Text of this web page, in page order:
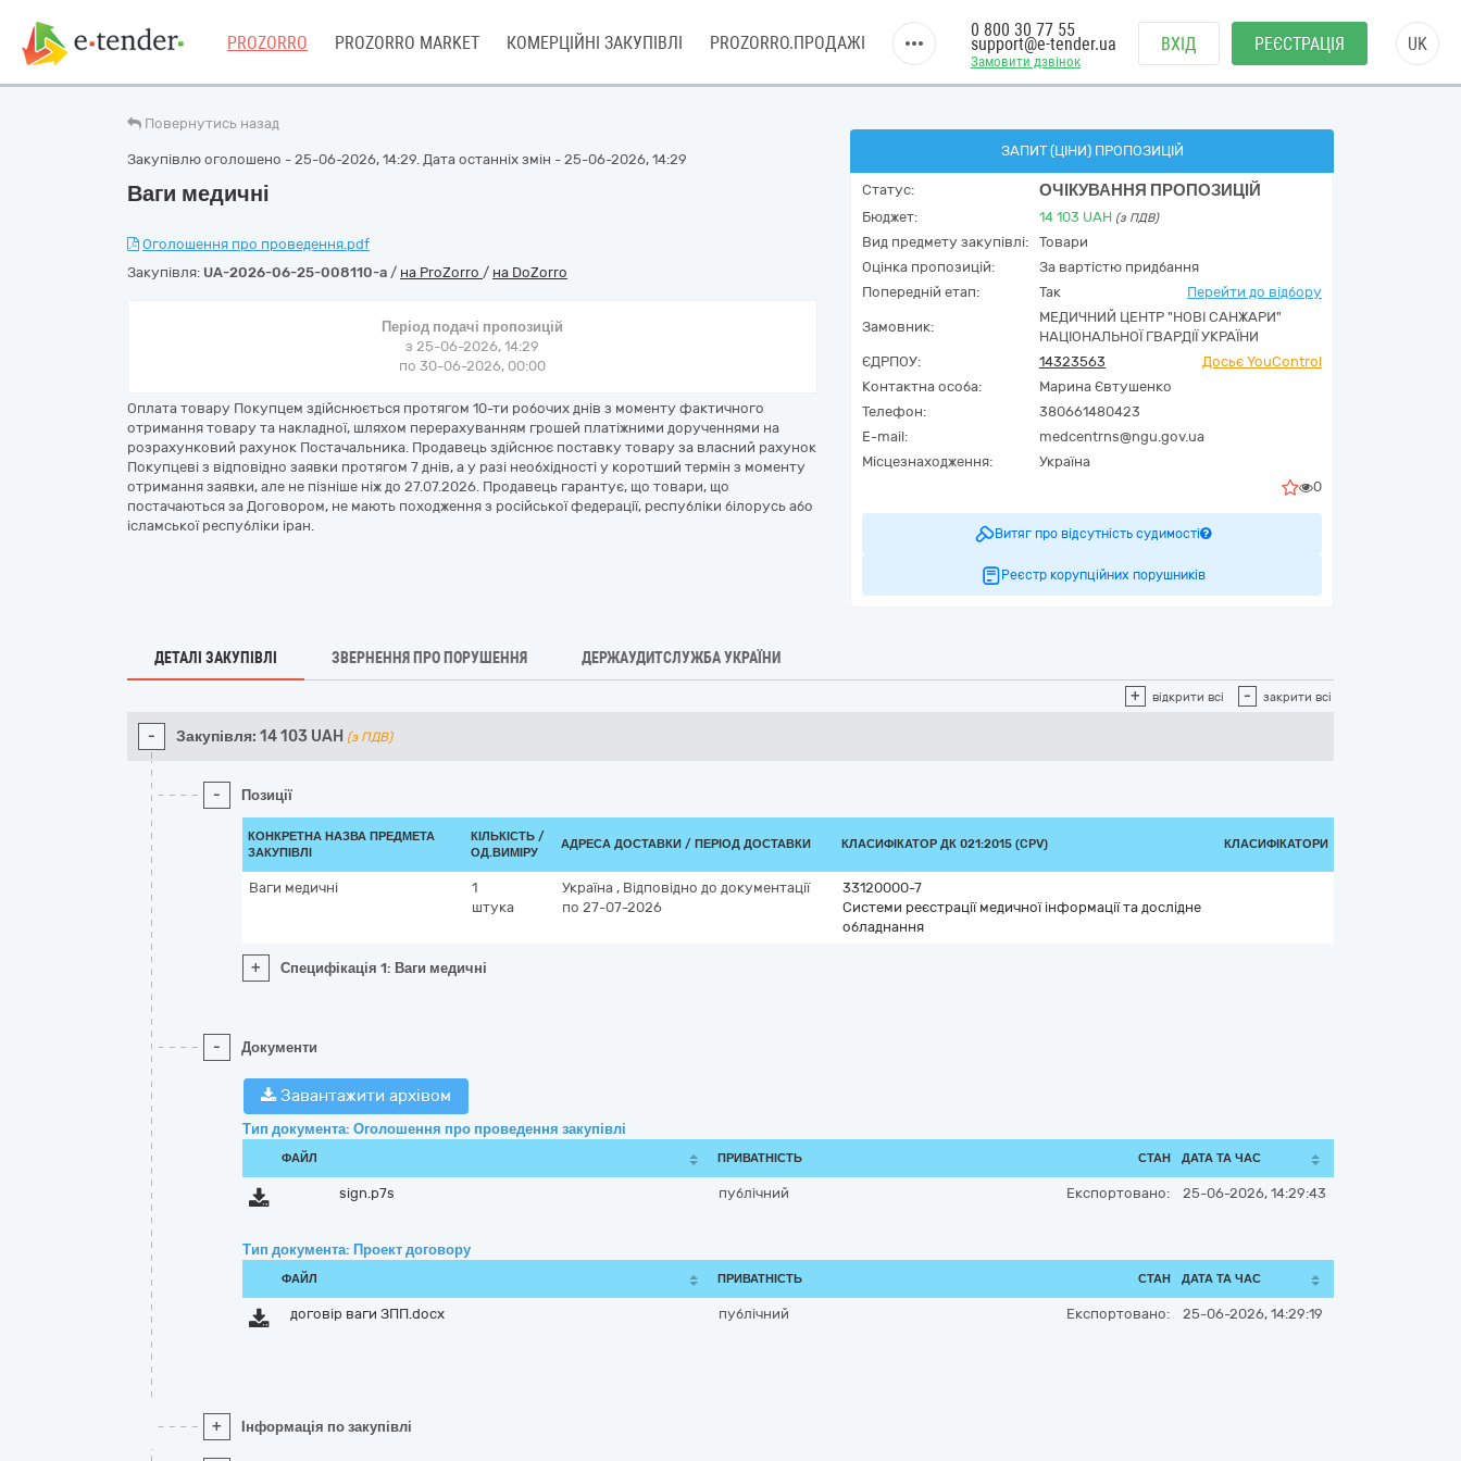
PROZORRO PROZORRO MARKET КОМЕРЦІЙНІ ЗАКУПІВЛІ PROZORRO.ПРОДАЖІ
Замовити дзвінок
0 800 30 77 55
support@e-tender.ua ВХІД РЕЄСТРАЦІЯ UK
Повернутись назад
Закупівлю оголошено - 25-06-2026, 14:29. Дата останніх змін - 25-06-2026, 14:29
Ваги медичні
Оголошення про проведення.pdf
Закупівля: UA-2026-06-25-008110-a / на ProZorro / на DoZorro
Період подачі пропозицій
з 25-06-2026, 14:29
по 30-06-2026, 00:00
Оплата товару Покупцем здійснюється протягом 10-ти робочих днів з моменту фактичного
отримання товару та накладної, шляхом перерахуванням грошей платіжними дорученнями на
розрахунковий рахунок Постачальника. Продавець здійснює поставку товару за власний рахунок
Покупцеві з відповідно заявки протягом 7 днів, а у разі необхідності у коротший термін з моменту
отримання заявки, але не пізніше ніж до 27.07.2026. Продавець гарантує, що товари, що
постачаються за Договором, не мають походження з російської федерації, республіки білорусь або
ісламської республіки іран.
ЗАПИТ (ЦІНИ) ПРОПОЗИЦІЙ
Статус: ОЧІКУВАННЯ ПРОПОЗИЦІЙ
Бюджет: 14 103 UAH (з ПДВ)
Вид предмету закупівлі:
Товари
Оцінка пропозицій:
За вартістю придбання
Попередній етап:
Так Перейти до відбору
Замовник:
МЕДИЧНИЙ ЦЕНТР "НОВІ САНЖАРИ"
НАЦІОНАЛЬНОЇ ГВАРДІЇ УКРАЇНИ
ЄДРПОУ:
14323563
Досьє YouControl
Контактна особа:
Марина Євтушенко
Телефон:
380661480423
E-mail:
medcentrns@ngu.gov.ua
Місцезнаходження:
Україна
0
Витяг про відсутність судимості
Реєстр корупційних порушників
ДЕТАЛІ ЗАКУПІВЛІ ЗВЕРНЕННЯ ПРО ПОРУШЕННЯ ДЕРЖАУДИТСЛУЖБА УКРАЇНИ
+ відкрити всі - закрити всі
- Закупівля: 14 103 UAH (з ПДВ)
- Позиції
КОНКРЕТНА НАЗВА ПРЕДМЕТА
ЗАКУПІВЛІ
КІЛЬКІСТЬ /
ОД.ВИМІРУ
АДРЕСА ДОСТАВКИ / ПЕРІОД ДОСТАВКИ КЛАСИФІКАТОР ДК 021:2015 (CPV) КЛАСИФІКАТОРИ
Ваги медичні
1
штука
Україна , Відповідно до документації
по 27-07-2026
33120000-7
Системи реєстрації медичної інформації та дослідне
обладнання
+ Специфікація 1: Ваги медичні
- Документи
Завантажити архівом
Тип документа: Оголошення про проведення закупівлі
ФАЙЛ ПРИВАТНІСТЬ СТАН ДАТА ТА ЧАС
sign.p7s публічний Експортовано: 25-06-2026, 14:29:43
Тип документа: Проект договору
ФАЙЛ ПРИВАТНІСТЬ СТАН ДАТА ТА ЧАС
договір ваги ЗПП.docx публічний Експортовано: 25-06-2026, 14:29:19
+ Інформація по закупівлі